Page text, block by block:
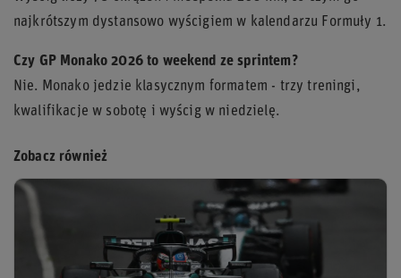
najkrótszym dystansowo wyścigiem w kalendarzu Formuły 1.
Czy GP Monako 2026 to weekend ze sprintem?
Nie. Monako jedzie klasycznym formatem - trzy treningi,
kwalifikacje w sobotę i wyścig w niedzielę.
Zobacz również